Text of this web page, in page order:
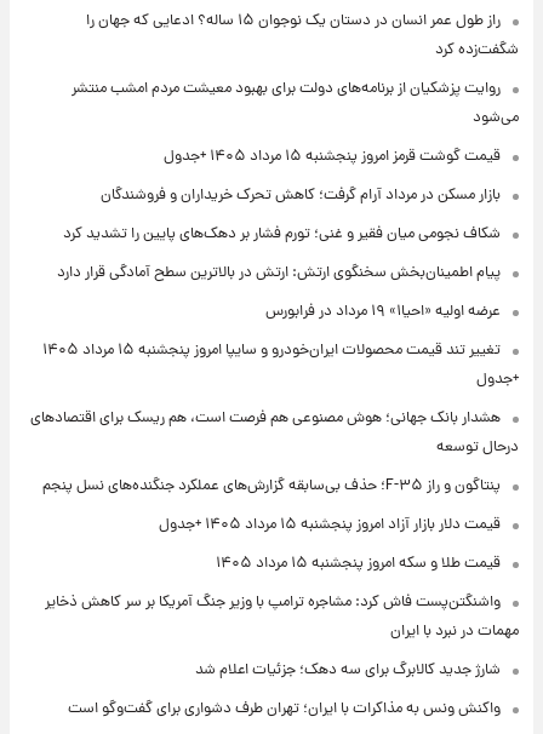
راز طول عمر انسان در دستان یک نوجوان ۱۵ ساله؟ ادعایی که جهان را
شگفت‌زده کرد
روایت پزشکیان از برنامه‌های دولت برای بهبود معیشت مردم امشب منتشر
می‌شود
قیمت گوشت قرمز امروز پنجشنبه ۱۵ مرداد ۱۴۰۵ +جدول
بازار مسکن در مرداد آرام گرفت؛ کاهش تحرک خریداران و فروشندگان
شکاف نجومی میان فقیر و غنی؛ تورم فشار بر دهک‌های پایین را تشدید کرد
پیام اطمینان‌بخش سخنگوی ارتش: ارتش در بالاترین سطح آمادگی قرار دارد
عرضه اولیه «احیا۱» ۱۹ مرداد در فرابورس
تغییر تند قیمت محصولات ایران‌خودرو و سایپا امروز پنجشنبه ۱۵ مرداد ۱۴۰۵
+جدول
هشدار بانک جهانی؛ هوش مصنوعی هم فرصت است، هم ریسک برای اقتصادهای
درحال توسعه
پنتاگون و راز F-۳۵؛ حذف بی‌سابقه گزارش‌های عملکرد جنگنده‌های نسل پنجم
قیمت دلار بازار آزاد امروز پنجشنبه ۱۵ مرداد ۱۴۰۵ +جدول
قیمت طلا و سکه امروز پنجشنبه ۱۵ مرداد ۱۴۰۵
واشنگتن‌پست فاش کرد: مشاجره ترامپ با وزیر جنگ آمریکا بر سر کاهش ذخایر
مهمات در نبرد با ایران
شارژ جدید کالابرگ برای سه دهک؛ جزئیات اعلام شد
واکنش ونس به مذاکرات با ایران؛ تهران طرف دشواری برای گفت‌وگو است